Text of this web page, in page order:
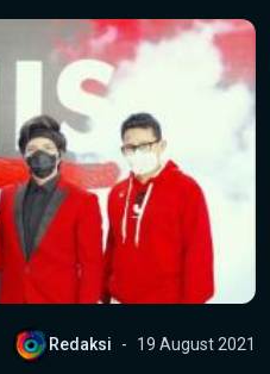
Redaksi 19 August 2021